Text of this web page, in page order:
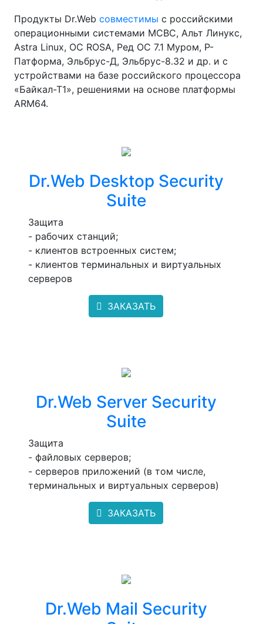
Продукты Dr.Web совместимы с российскими
операционными системами МСВС, Альт Линукс,
Astra Linux, ОС ROSA, Ред ОС 7.1 Муром, Р-
Патформа, Эльбрус-Д, Эльбрус-8.32 и др. и с
устройствами на базе российского процессора
«Байкал-Т1», решениями на основе платформы
ARM64.
Dr.Web Desktop Security
Suite
Защита
- рабочих станций;
- клиентов встроенных систем;
- клиентов терминальных и виртуальных
серверов
ЗАКАЗАТЬ
Dr.Web Server Security
Suite
Защита
- файловых серверов;
- серверов приложений (в том числе,
терминальных и виртуальных серверов)
ЗАКАЗАТЬ
Dr.Web Mail Security